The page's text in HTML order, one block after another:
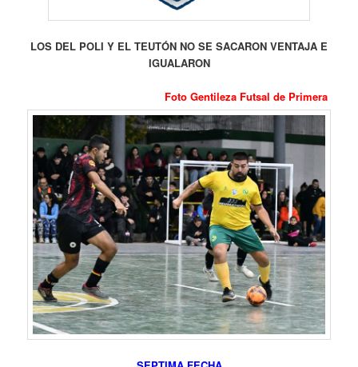
LOS DEL POLI Y EL TEUTÓN NO SE SACARON VENTAJA E
IGUALARON
Foto Gentileza Futsal de Primera